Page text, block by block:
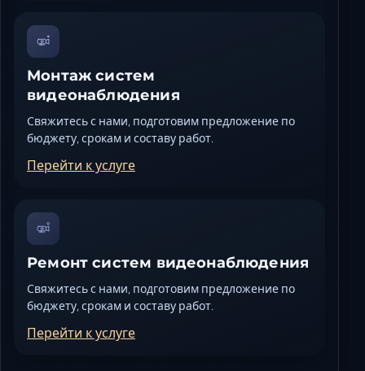
Монтаж систем
видеонаблюдения
Свяжитесь с нами, подготовим предложение по
бюджету, срокам и составу работ.
Перейти к услуге
Ремонт систем видеонаблюдения
Свяжитесь с нами, подготовим предложение по
бюджету, срокам и составу работ.
Перейти к услуге